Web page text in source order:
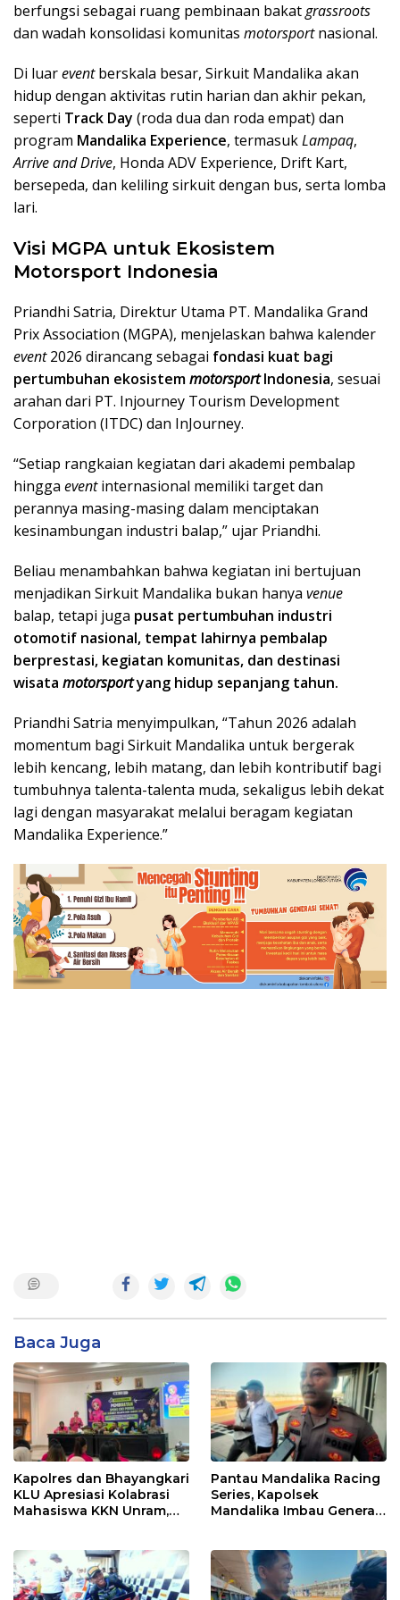
berfungsi sebagai ruang pembinaan bakatgrassroots
dan wadah konsolidasi komunitas motorsportnasional.
Di luareventberskala besar, Sirkuit Mandalika akan
hidup dengan aktivitas rutin harian dan akhir pekan,
seperti Track Day (roda dua dan roda empat) dan
program Mandalika Experience, termasukLampaq,
Arrive and Drive, Honda ADV Experience, Drift Kart,
bersepeda, dan keliling sirkuit dengan bus, serta lomba
lari.
Visi MGPA untuk Ekosistem
Motorsport Indonesia
Priandhi Satria, Direktur Utama PT. Mandalika Grand
Prix Association (MGPA), menjelaskan bahwa kalender
event2026 dirancang sebagai fondasi kuat bagi
pertumbuhan ekosistemmotorsportIndonesia, sesuai
arahan dari PT. Injourney Tourism Development
Corporation (ITDC) dan InJourney.
“Setiap rangkaian kegiatan dari akademi pembalap
hingga eventinternasional memiliki target dan
perannya masing-masing dalam menciptakan
kesinambungan industri balap,” ujar Priandhi.
Beliau menambahkan bahwa kegiatan ini bertujuan
menjadikan Sirkuit Mandalika bukan hanya venue
balap, tetapi juga pusat pertumbuhan industri
otomotif nasional, tempat lahirnya pembalap
berprestasi, kegiatan komunitas, dan destinasi
wisata motorsportyang hidup sepanjang tahun.
Priandhi Satria menyimpulkan, “Tahun 2026 adalah
momentum bagi Sirkuit Mandalika untuk bergerak
lebih kencang, lebih matang, dan lebih kontributif bagi
tumbuhnya talenta-talenta muda, sekaligus lebih dekat
lagi dengan masyarakat melalui beragam kegiatan
Mandalika Experience.”
Baca Juga
Kapolres dan Bhayangkari
KLU Apresiasi Kolabrasi
Mahasiswa KKN Unram,
Pantau Mandalika Racing
Series, Kapolsek
Mandalika Imbau Generasi